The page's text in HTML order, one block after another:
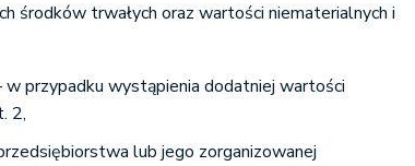
środków trwałych oraz wartości niematerialnych i
w przypadku wystąpienia dodatniej wartości
2,
lub jego zorganizowanej